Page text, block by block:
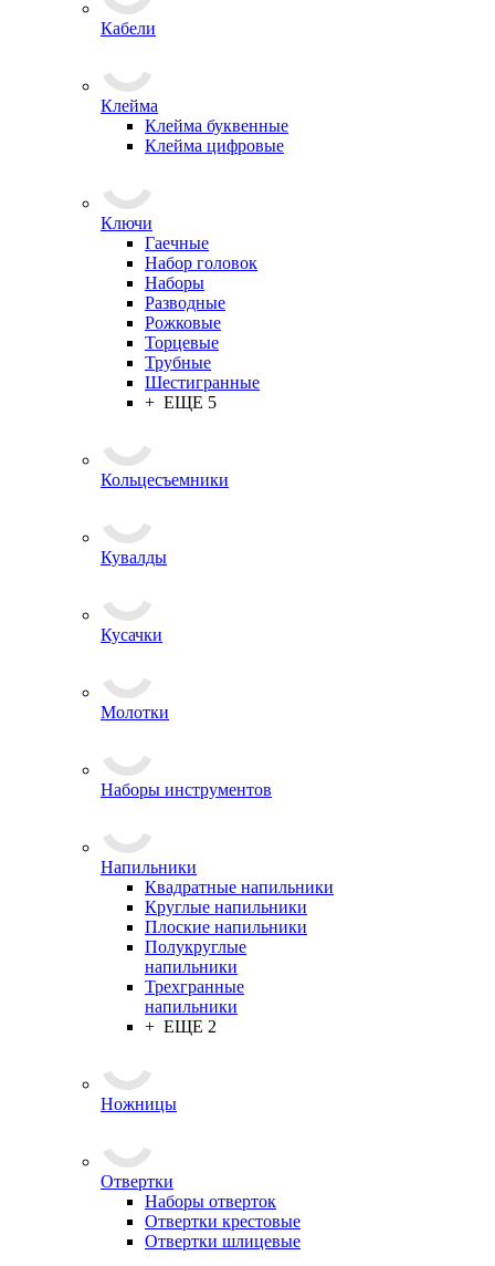
Кабели
Клейма
Клейма буквенные
Клейма цифровые
Ключи
Гаечные
Набор головок
Наборы
Разводные
Рожковые
Торцевые
Трубные
Шестигранные
+ ЕЩЕ 5
Кольцесъемники
Кувалды
Кусачки
Молотки
Наборы инструментов
Напильники
Квадратные напильники
Круглые напильники
Плоские напильники
Полукруглые
напильники
Трехгранные
напильники
+ ЕЩЕ 2
Ножницы
Отвертки
Наборы отверток
Отвертки крестовые
Отвертки шлицевые